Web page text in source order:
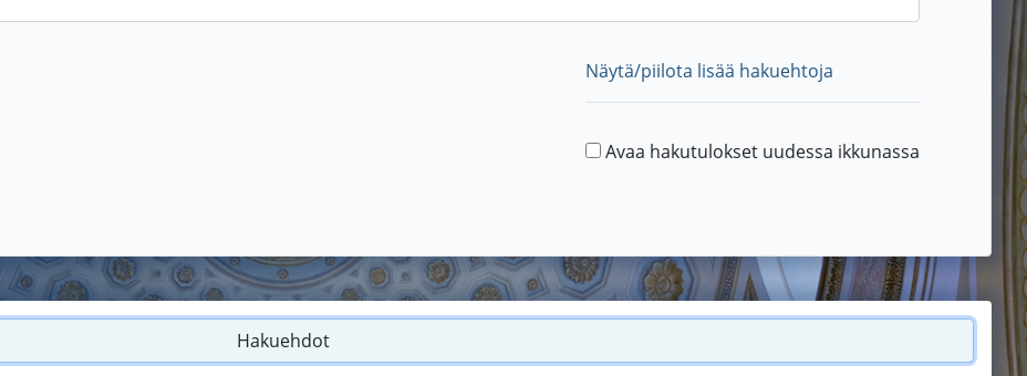
Näytä/piilota lisää hakuehtoja
Avaa hakutulokset uudessa ikkunassa
Hakuehdot